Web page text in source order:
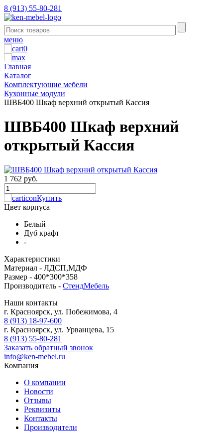
8 (913) 55-80-281
меню
0
Главная
Каталог
Комплектующие мебели
Кухонные модули
ШВБ400 Шкаф верхний открытый Кассия
ШВБ400 Шкаф верхний
открытый Кассия
1 762 руб.
Купить
Цвет корпуса
Белый
Дуб крафт
-
Характеристики
Материал - ЛДСП,МДФ
Размер - 400*300*358
Производитель - СтендМебель
Наши контакты
г. Красноярск, ул. Побежимова, 4
8 (913) 18-97-600
г. Красноярск, ул. Урванцева, 15
8 (913) 55-80-281
Заказать обратный звонок
info@ken-mebel.ru
Компания
О компании
Новости
Отзывы
Реквизиты
Контакты
Производители